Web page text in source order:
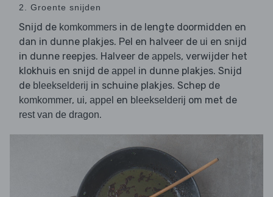
2. Groente snijden
Snijd de komkommers in de lengte doormidden en
dan in dunne plakjes. Pel en halveer de ui en snijd
in dunne reepjes. Halveer de appels, verwijder het
klokhuis en snijd de appel in dunne plakjes. Snijd
de bleekselderij in schuine plakjes. Schep de
komkommer, ui, appel en bleekselderij om met de
rest van de dragon.